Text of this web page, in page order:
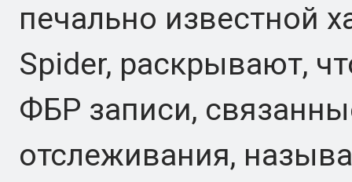
печально известной
Spider, раскрывают,
ФБР записи,
отслеживания,